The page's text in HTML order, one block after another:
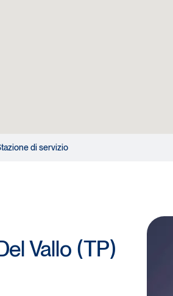
di servizio
Vallo (TP)